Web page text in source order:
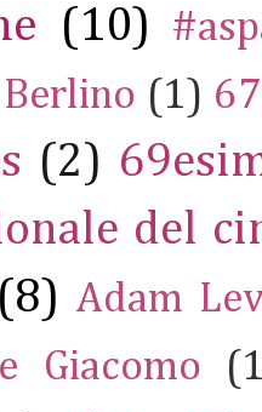
(10)
(1)
(2)
del
(8) Adam
Giacomo